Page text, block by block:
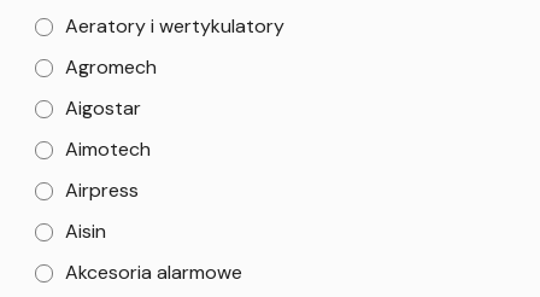
Aeratory i wertykulatory
Agromech
Aigostar
Aimotech
Airpress
Aisin
Akcesoria alarmowe